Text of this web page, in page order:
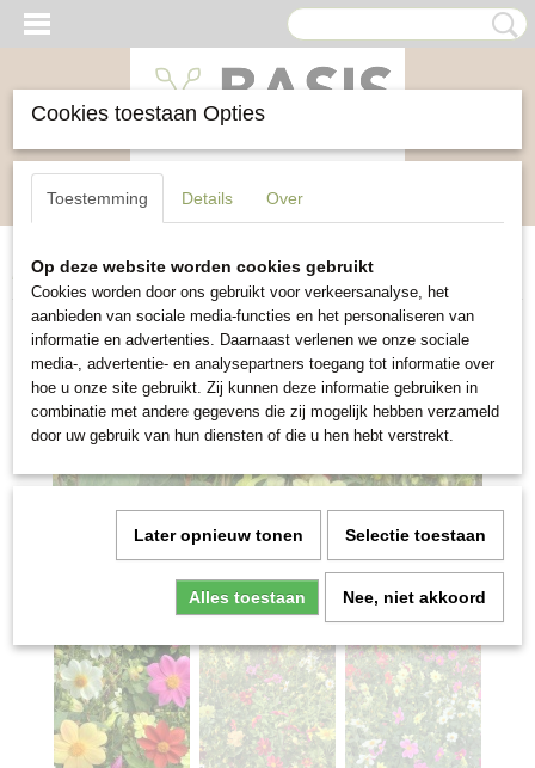
Inloggen Registreren
Home>Bloemen>Dahlia Mignon mixed
Cookies toestaan Opties
Toestemming Details Over
Op deze website worden cookies gebruikt
Cookies worden door ons gebruikt voor verkeersanalyse, het
aanbieden van sociale media-functies en het personaliseren van
informatie en advertenties. Daarnaast verlenen we onze sociale
media-, advertentie- en analysepartners toegang tot informatie over
hoe u onze site gebruikt. Zij kunnen deze informatie gebruiken in
combinatie met andere gegevens die zij mogelijk hebben verzameld
door uw gebruik van hun diensten of die u hen hebt verstrekt.
Later opnieuw tonen Selectie toestaan
Alles toestaan Nee, niet akkoord